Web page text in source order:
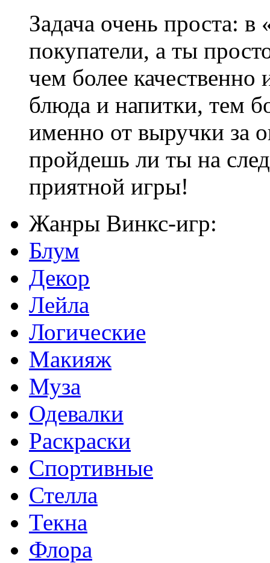
Задача очень проста: в
покупатели, а ты
чем более
блюда и напитки, тем
именно от выручки за
пройдешь ли ты на
приятной игры!
Жанры Винкс-игр:
Блум
Декор
Лейла
Логические
Макияж
Муза
Одевалки
Раскраски
Спортивные
Стелла
Текна
Флора